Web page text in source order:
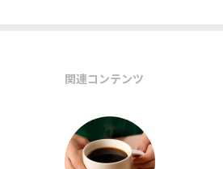
関連コンテンツ